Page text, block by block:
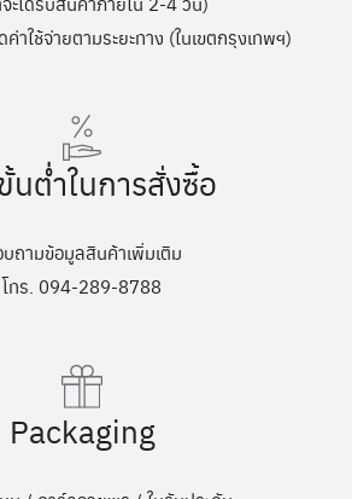
ใช้จ่ายตามระยะทาง (ในเขตกรุงเทพฯ)
นต่ำในการสั่งซื้อ
ถามข้อมูลสินค้าเพิ่มเติม
โทร. 094-289-8788
Packaging